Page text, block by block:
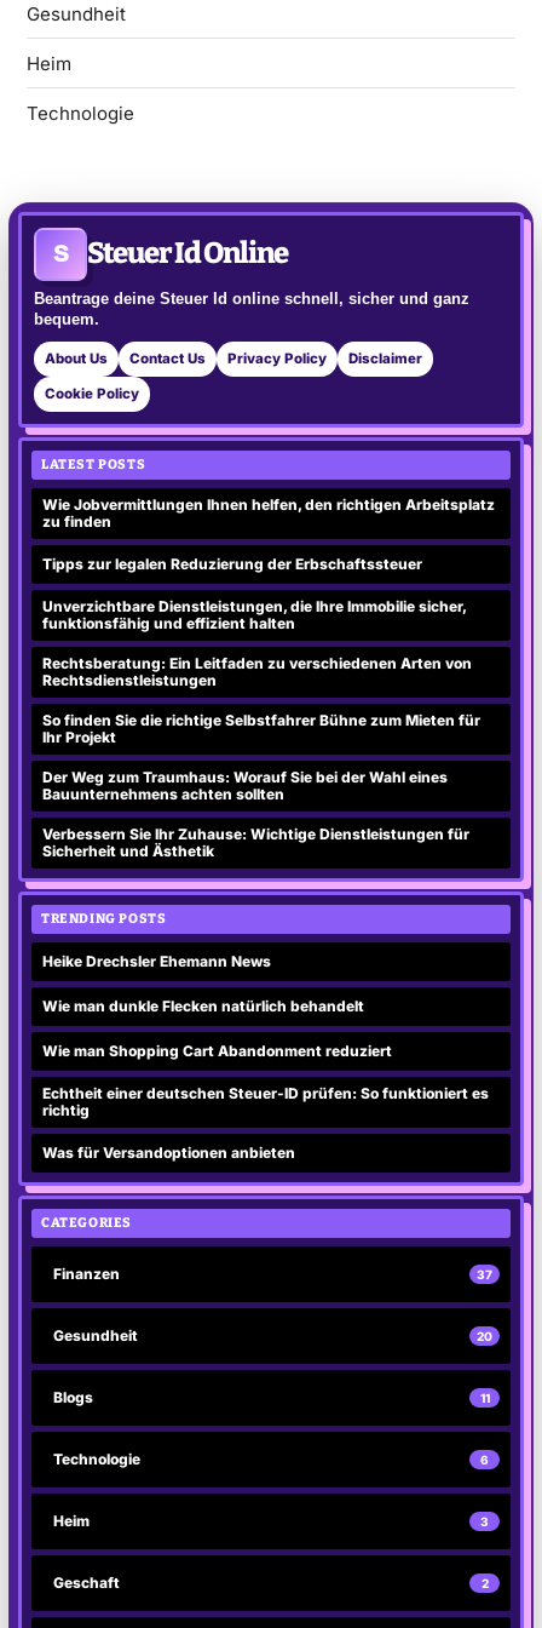
Gesundheit
Heim
Technologie
S Steuer Id Online
Beantrage deine Steuer Id online schnell, sicher und ganz
bequem.
About Us Contact Us Privacy Policy Disclaimer
Cookie Policy
LATEST POSTS
Wie Jobvermittlungen Ihnen helfen, den richtigen Arbeitsplatz
zu finden
Tipps zur legalen Reduzierung der Erbschaftssteuer
Unverzichtbare Dienstleistungen, die Ihre Immobilie sicher,
funktionsfähig und effizient halten
Rechtsberatung: Ein Leitfaden zu verschiedenen Arten von
Rechtsdienstleistungen
So finden Sie die richtige Selbstfahrer Bühne zum Mieten für
Ihr Projekt
Der Weg zum Traumhaus: Worauf Sie bei der Wahl eines
Bauunternehmens achten sollten
Verbessern Sie Ihr Zuhause: Wichtige Dienstleistungen für
Sicherheit und Ästhetik
TRENDING POSTS
Heike Drechsler Ehemann News
Wie man dunkle Flecken natürlich behandelt
Wie man Shopping Cart Abandonment reduziert
Echtheit einer deutschen Steuer-ID prüfen: So funktioniert es
richtig
Was für Versandoptionen anbieten
CATEGORIES
Finanzen 37
Gesundheit 20
Blogs 11
Technologie 6
Heim 3
Geschaft 2